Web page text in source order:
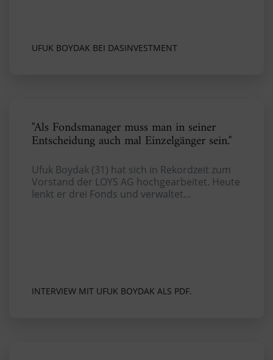
UFUK BOYDAK BEI DASINVESTMENT
"Als Fondsmanager muss man in seiner
Entscheidung auch mal Einzelgänger sein."
Ufuk Boydak (31) hat sich in Rekordzeit zum
Vorstand der LOYS AG hochgearbeitet. Heute
lenkt er drei Fonds und verwaltet...
INTERVIEW MIT UFUK BOYDAK ALS PDF.